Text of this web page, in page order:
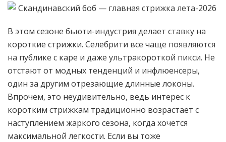
В этом сезоне бьюти-индустрия делает ставку на
короткие стрижки. Селебрити все чаще появляются
на публике с каре и даже ультракороткой пикси. Не
отстают от модных тенденций и инфлюенсеры,
один за другим отрезающие длинные локоны.
Впрочем, это неудивительно, ведь интерес к
коротким стрижкам традиционно возрастает с
наступлением жаркого сезона, когда хочется
максимальной легкости. Если вы тоже